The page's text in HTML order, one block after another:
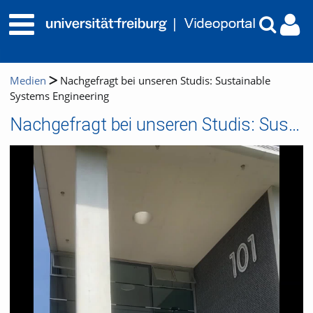
Medien
Nachgefragt bei unseren Studis: Sustainable
Systems Engineering
Nachgefragt bei unseren Studis: Sustainable Systems Engineering